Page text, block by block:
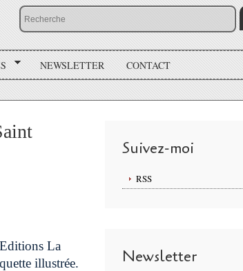
NEWSLETTER CONTACT
La
illustrée.
Suivez-moi
RSS
Newsletter